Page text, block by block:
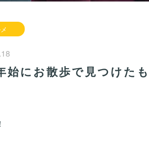
始にお散歩で見つけた